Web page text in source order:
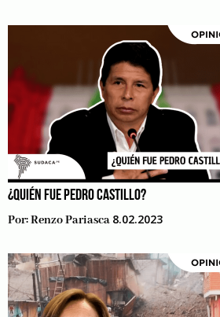
¿QUIÉN FUE PEDRO CASTILLO?
Por:Renzo Pariasca 8.02.2023